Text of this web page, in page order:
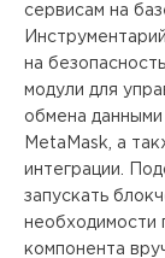
сервисам на
на
модули для
обмена
MetaMask, а
интеграции.
запускать
необходимости
компонента